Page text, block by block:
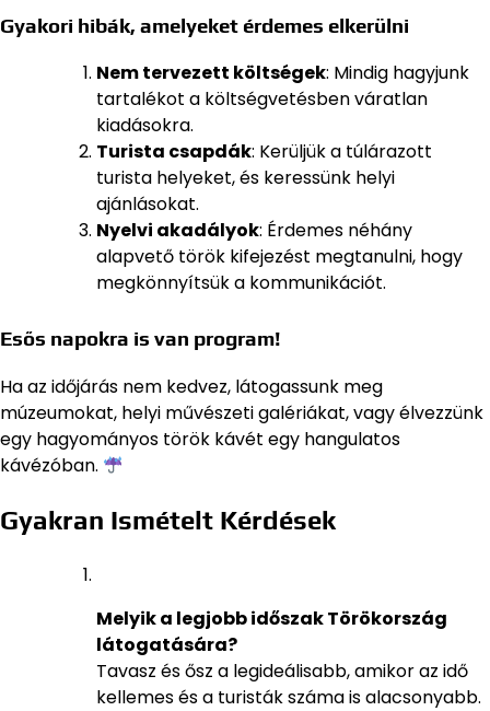
Gyakori hibák, amelyeket érdemes elkerülni
Nem tervezett költségek: Mindig hagyjunk
tartalékot a költségvetésben váratlan
kiadásokra.
Turista csapdák: Kerüljük a túlárazott
turista helyeket, és keressünk helyi
ajánlásokat.
Nyelvi akadályok: Érdemes néhány
alapvető török kifejezést megtanulni, hogy
megkönnyítsük a kommunikációt.
Esős napokra is van program!
Ha az időjárás nem kedvez, látogassunk meg
múzeumokat, helyi művészeti galériákat, vagy élvezzünk
egy hagyományos török kávét egy hangulatos
kávézóban.
Gyakran Ismételt Kérdések
Melyik a legjobb időszak Törökország
látogatására?
Tavasz és ősz a legideálisabb, amikor az idő
kellemes és a turisták száma is alacsonyabb.